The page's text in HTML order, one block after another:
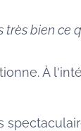
très bien ce
À